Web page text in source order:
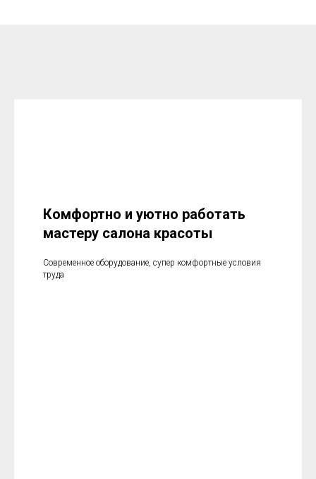
Комфортно и уютно работать
мастеру салона красоты
Современное оборудование, супер комфортные условия
труда